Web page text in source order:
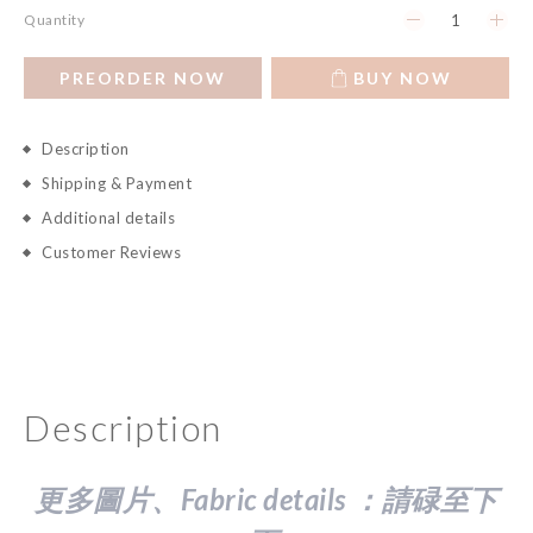
Quantity
PREORDER NOW BUY NOW
Description
Shipping & Payment
Additional details
Customer Reviews
Description
更多圖片、Fabric details ：請碌至下